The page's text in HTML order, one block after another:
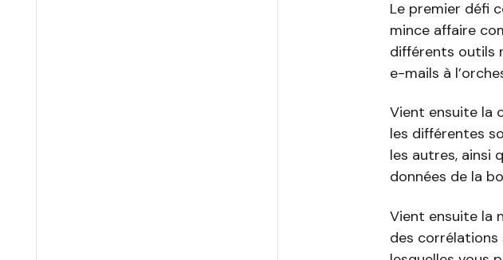
Le premier défi
mince affaire
différents outils
e-mails à
Vient ensuite la
les différentes
les autres, ainsi
données de la
Vient ensuite la
des corrélations